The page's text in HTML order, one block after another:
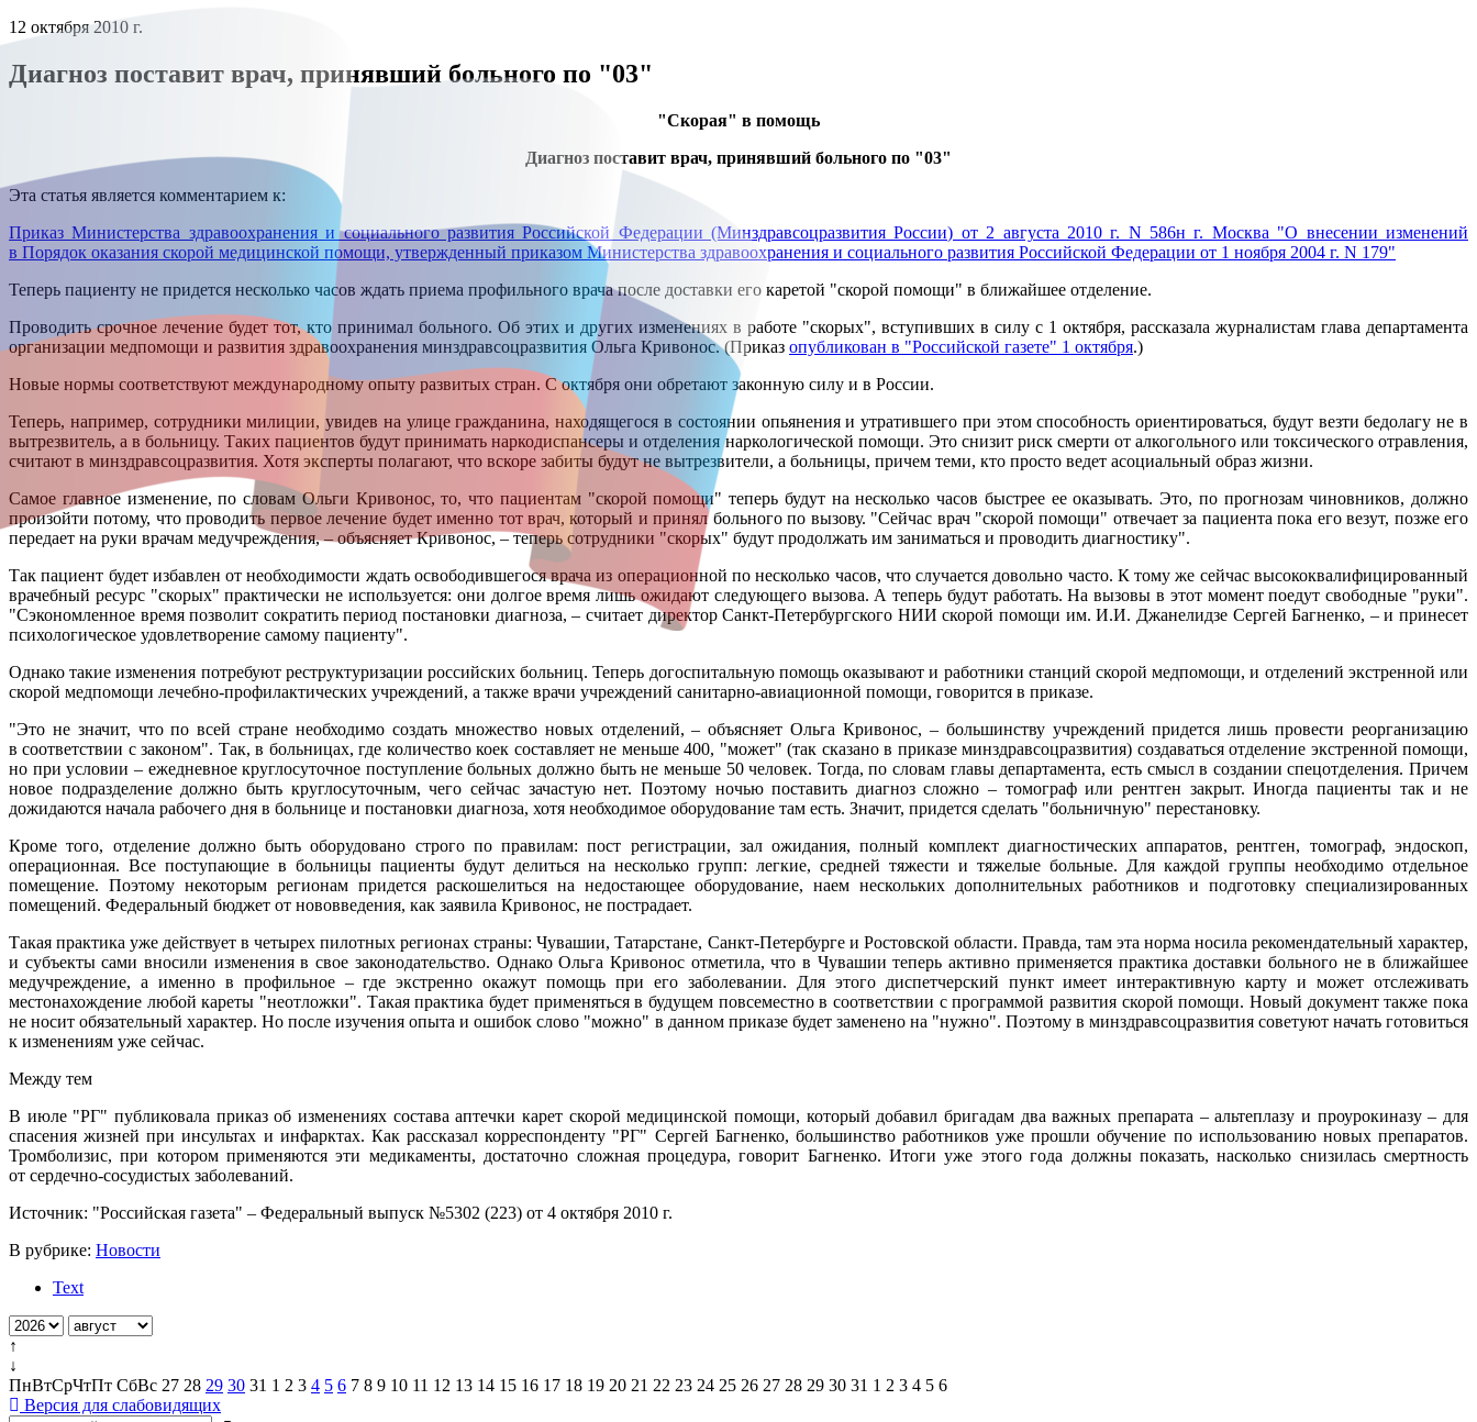
12 октября 2010 г.
Диагноз поставит врач, принявший больного по "03"
"Скорая" в помощь
Диагноз поставит врач, принявший больного по "03"
Эта статья является комментарием к:
Приказ Министерства здравоохранения и социального развития Российской Федерации (Минздравсоцразвития России) от 2 августа 2010 г. N 586н г. Москва "О внесении изменений
в Порядок оказания скорой медицинской помощи, утвержденный приказом Министерства здравоохранения и социального развития Российской Федерации от 1 ноября 2004 г. N 179"
Теперь пациенту не придется несколько часов ждать приема профильного врача после доставки его каретой "скорой помощи" в ближайшее отделение.
Проводить срочное лечение будет тот, кто принимал больного. Об этих и других изменениях в работе "скорых", вступивших в силу с 1 октября, рассказала журналистам глава департамента
организации медпомощи и развития здравоохранения минздравсоцразвития Ольга Кривонос. (Приказ опубликован в "Российской газете" 1 октября.)
Новые нормы соответствуют международному опыту развитых стран. С октября они обретают законную силу и в России.
Теперь, например, сотрудники милиции, увидев на улице гражданина, находящегося в состоянии опьянения и утратившего при этом способность ориентироваться, будут везти бедолагу не в
вытрезвитель, а в больницу. Таких пациентов будут принимать наркодиспансеры и отделения наркологической помощи. Это снизит риск смерти от алкогольного или токсического отравления,
считают в минздравсоцразвития. Хотя эксперты полагают, что вскоре забиты будут не вытрезвители, а больницы, причем теми, кто просто ведет асоциальный образ жизни.
Самое главное изменение, по словам Ольги Кривонос, то, что пациентам "скорой помощи" теперь будут на несколько часов быстрее ее оказывать. Это, по прогнозам чиновников, должно
произойти потому, что проводить первое лечение будет именно тот врач, который и принял больного по вызову. "Сейчас врач "скорой помощи" отвечает за пациента пока его везут, позже его
передает на руки врачам медучреждения, – объясняет Кривонос, – теперь сотрудники "скорых" будут продолжать им заниматься и проводить диагностику".
Так пациент будет избавлен от необходимости ждать освободившегося врача из операционной по несколько часов, что случается довольно часто. К тому же сейчас высококвалифицированный
врачебный ресурс "скорых" практически не используется: они долгое время лишь ожидают следующего вызова. А теперь будут работать. На вызовы в этот момент поедут свободные "руки".
"Сэкономленное время позволит сократить период постановки диагноза, – считает директор Санкт-Петербургского НИИ скорой помощи им. И.И. Джанелидзе Сергей Багненко, – и принесет
психологическое удовлетворение самому пациенту".
Однако такие изменения потребуют реструктуризации российских больниц. Теперь догоспитальную помощь оказывают и работники станций скорой медпомощи, и отделений экстренной или
скорой медпомощи лечебно-профилактических учреждений, а также врачи учреждений санитарно-авиационной помощи, говорится в приказе.
"Это не значит, что по всей стране необходимо создать множество новых отделений, – объясняет Ольга Кривонос, – большинству учреждений придется лишь провести реорганизацию
в соответствии с законом". Так, в больницах, где количество коек составляет не меньше 400, "может" (так сказано в приказе минздравсоцразвития) создаваться отделение экстренной помощи,
но при условии – ежедневное круглосуточное поступление больных должно быть не меньше 50 человек. Тогда, по словам главы департамента, есть смысл в создании спецотделения. Причем
новое подразделение должно быть круглосуточным, чего сейчас зачастую нет. Поэтому ночью поставить диагноз сложно – томограф или рентген закрыт. Иногда пациенты так и не
дожидаются начала рабочего дня в больнице и постановки диагноза, хотя необходимое оборудование там есть. Значит, придется сделать "больничную" перестановку.
Кроме того, отделение должно быть оборудовано строго по правилам: пост регистрации, зал ожидания, полный комплект диагностических аппаратов, рентген, томограф, эндоскоп,
операционная. Все поступающие в больницы пациенты будут делиться на несколько групп: легкие, средней тяжести и тяжелые больные. Для каждой группы необходимо отдельное
помещение. Поэтому некоторым регионам придется раскошелиться на недостающее оборудование, наем нескольких дополнительных работников и подготовку специализированных
помещений. Федеральный бюджет от нововведения, как заявила Кривонос, не пострадает.
Такая практика уже действует в четырех пилотных регионах страны: Чувашии, Татарстане, Санкт-Петербурге и Ростовской области. Правда, там эта норма носила рекомендательный характер,
и субъекты сами вносили изменения в свое законодательство. Однако Ольга Кривонос отметила, что в Чувашии теперь активно применяется практика доставки больного не в ближайшее
медучреждение, а именно в профильное – где экстренно окажут помощь при его заболевании. Для этого диспетчерский пункт имеет интерактивную карту и может отслеживать
местонахождение любой кареты "неотложки". Такая практика будет применяться в будущем повсеместно в соответствии с программой развития скорой помощи. Новый документ также пока
не носит обязательный характер. Но после изучения опыта и ошибок слово "можно" в данном приказе будет заменено на "нужно". Поэтому в минздравсоцразвития советуют начать готовиться
к изменениям уже сейчас.
Между тем
В июле "РГ" публиковала приказ об изменениях состава аптечки карет скорой медицинской помощи, который добавил бригадам два важных препарата – альтеплазу и проурокиназу – для
спасения жизней при инсультах и инфарктах. Как рассказал корреспонденту "РГ" Сергей Багненко, большинство работников уже прошли обучение по использованию новых препаратов.
Тромболизис, при котором применяются эти медикаменты, достаточно сложная процедура, говорит Багненко. Итоги уже этого года должны показать, насколько снизилась смертность
от сердечно-сосудистых заболеваний.
Источник: "Российская газета" – Федеральный выпуск №5302 (223) от 4 октября 2010 г.
В рубрике: Новости
Text
↑
↓
ПнВтСрЧтПт СбВс 27 28 29 30 31 1 2 3 4 5 6 7 8 9 10 11 12 13 14 15 16 17 18 19 20 21 22 23 24 25 26 27 28 29 30 31 1 2 3 4 5 6
Версия для слабовидящих